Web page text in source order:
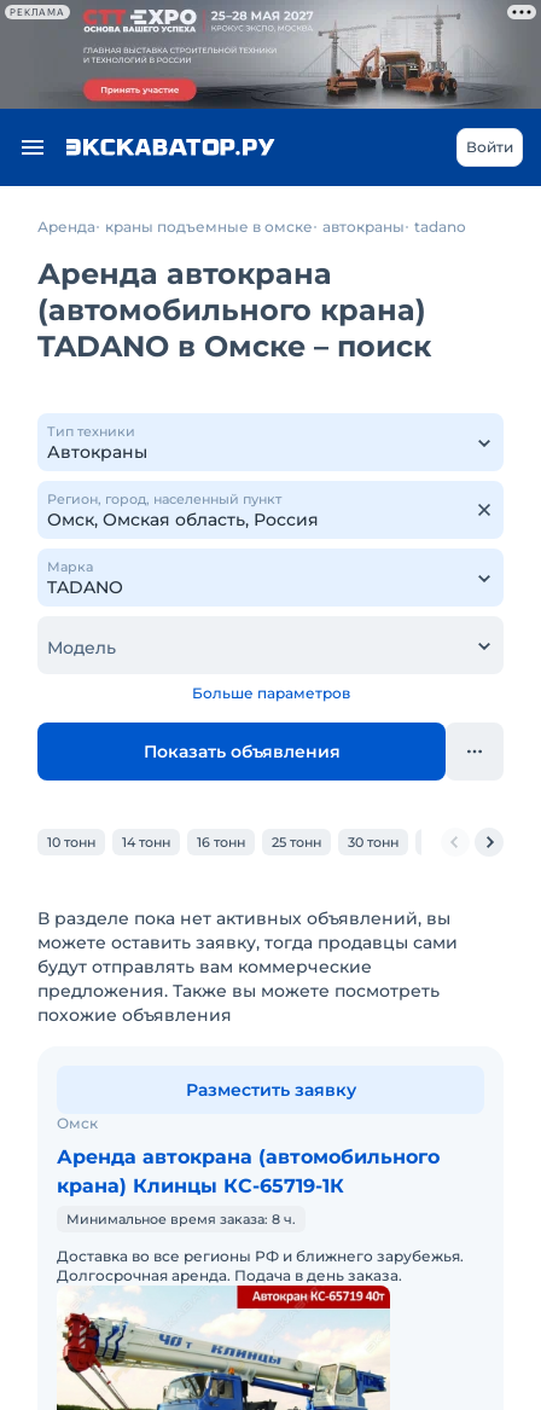
РЕКЛАМА
Войти
Аренда краны подъемные в омске автокраны tadano
Аренда автокрана
(автомобильного крана)
TADANO в Омске – поиск
Тип техники
Регион, город, населенный пункт
Марка
Модель
Больше параметров
Показать объявления
10 тонн 14 тонн 16 тонн 25 тонн 30 тонн 32 тонн
В разделе пока нет активных объявлений, вы
можете оставить заявку, тогда продавцы сами
будут отправлять вам коммерческие
предложения. Также вы можете посмотреть
похожие объявления
Омск
Аренда автокрана (автомобильного
крана) Клинцы КС-65719-1К
Минимальное время заказа: 8 ч.
Доставка во все регионы РФ и ближнего зарубежья.
Долгосрочная аренда. Подача в день заказа.
Разместить заявку